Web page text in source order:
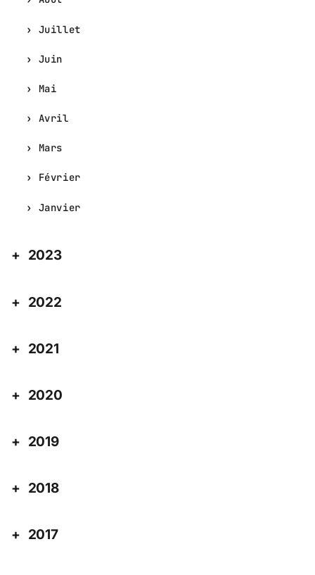
Juillet
Juin
Mai
Avril
Mars
Février
Janvier
2023
2022
2021
2020
2019
2018
2017